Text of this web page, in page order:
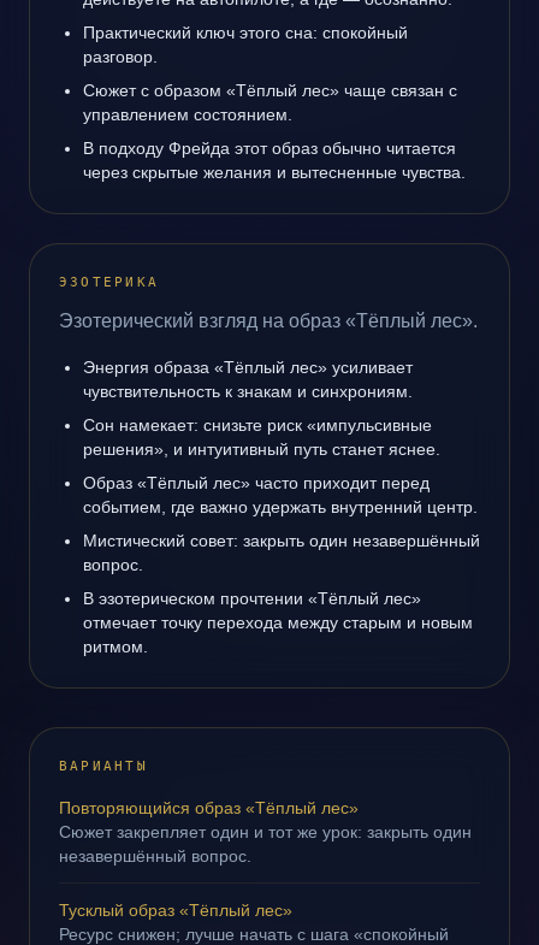
Практический ключ этого сна: спокойный
разговор.
Сюжет с образом «Тёплый лес» чаще связан с
управлением состоянием.
В подходу Фрейда этот образ обычно читается
через скрытые желания и вытесненные чувства.
ЭЗОТЕРИКА
Эзотерический взгляд на образ «Тёплый лес».
Энергия образа «Тёплый лес» усиливает
чувствительность к знакам и синхрониям.
Сон намекает: снизьте риск «импульсивные
решения», и интуитивный путь станет яснее.
Образ «Тёплый лес» часто приходит перед
событием, где важно удержать внутренний центр.
Мистический совет: закрыть один незавершённый
вопрос.
В эзотерическом прочтении «Тёплый лес»
отмечает точку перехода между старым и новым
ритмом.
ВАРИАНТЫ
Повторяющийся образ «Тёплый лес»
Сюжет закрепляет один и тот же урок: закрыть один
незавершённый вопрос.
Тусклый образ «Тёплый лес»
Ресурс снижен; лучше начать с шага «спокойный